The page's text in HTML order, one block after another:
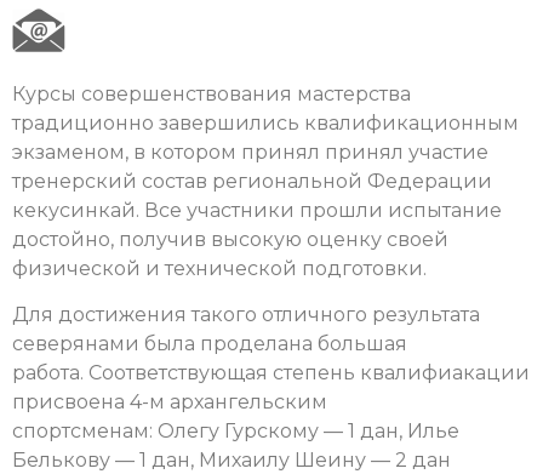
Курсы совершенствования мастерства
традиционно завершились квалификационным
экзаменом, в котором принял принял участие
тренерский состав региональной Федерации
кекусинкай. Все участники прошли испытание
достойно, получив высокую оценку своей
физической и технической подготовки.
Для достижения такого отличного результата
северянами была проделана большая
работа. Соответcтвующая степень квалифиакации
присвоена 4-м архангельским
спортсменам: Олегу Гурскому — 1 дан, Илье
Белькову — 1 дан, Михаилу Шеину — 2 дан